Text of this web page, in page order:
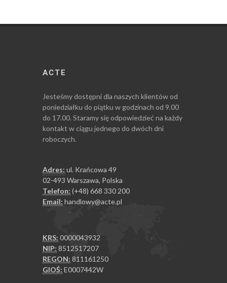
ACTE
Jesteśmy dostępni dla naszych klientów od
poniedziałku do piątku w godzinach od 9.00
do 17.00. Staramy się odpowiedzieć na każdy
kontakt w ciągu jednego do dwóch dni
roboczych.
Adres: ul. Krańcowa 49
02-493 Warszawa, Polska
Telefon: (+48) 668 330 200
Email: handlowy@acte.pl
KRS: 0000043932
NIP: 8512517207
REGON: 811161250
GIOŚ: E0007442W